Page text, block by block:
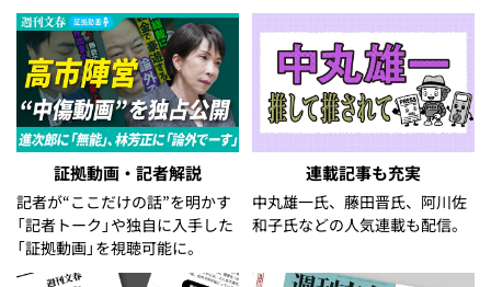
証拠動画・記者解説
記者が“ここだけの話”を明かす
「記者トーク」や独自に入手した
「証拠動画」を視聴可能に。
連載記事も充実
中丸雄一氏、藤田晋氏、阿川佐
和子氏などの人気連載も配信。